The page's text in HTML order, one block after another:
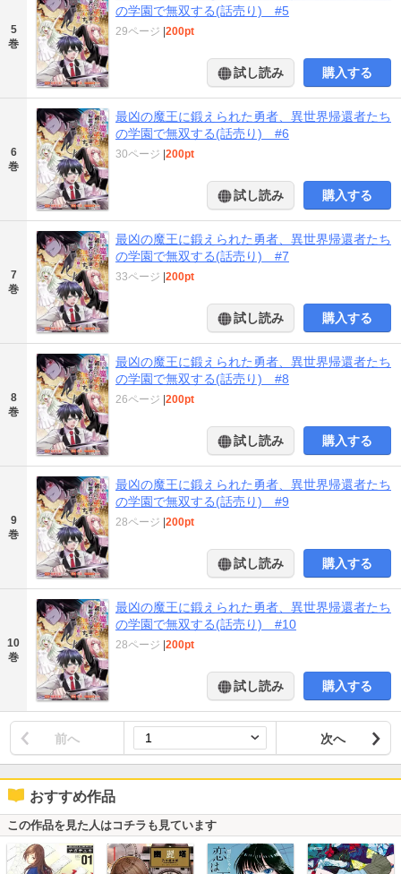
5
巻
の学園で無双する(話売り) #5
29ページ |200pt
試し読み 購入する
6
巻
最凶の魔王に鍛えられた勇者、異世界帰還者たち
の学園で無双する(話売り) #6
30ページ |200pt
試し読み 購入する
7
巻
最凶の魔王に鍛えられた勇者、異世界帰還者たち
の学園で無双する(話売り) #7
33ページ |200pt
試し読み 購入する
8
巻
最凶の魔王に鍛えられた勇者、異世界帰還者たち
の学園で無双する(話売り) #8
26ページ |200pt
試し読み 購入する
9
巻
最凶の魔王に鍛えられた勇者、異世界帰還者たち
の学園で無双する(話売り) #9
28ページ |200pt
試し読み 購入する
10
巻
最凶の魔王に鍛えられた勇者、異世界帰還者たち
の学園で無双する(話売り) #10
28ページ |200pt
試し読み 購入する
前へ 次へ
おすすめ作品
この作品を見た人はコチラも見ています